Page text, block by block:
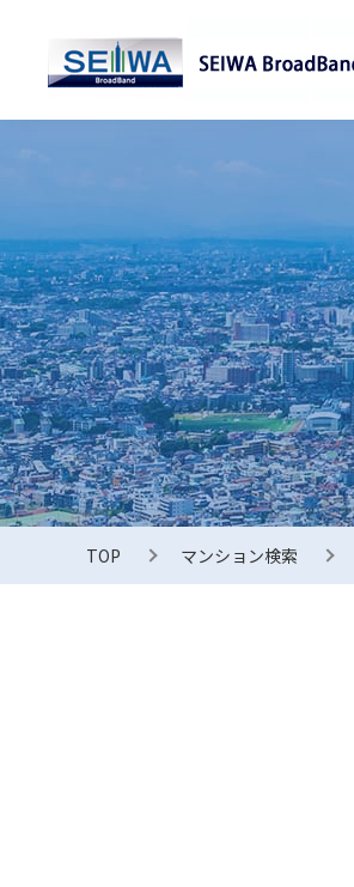
TOP マンション検索